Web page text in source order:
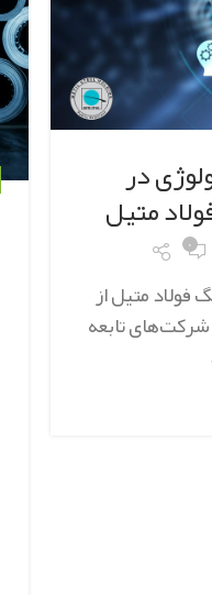
در
متیل
۰
فولاد متیل از
شرکت‌های تابعه